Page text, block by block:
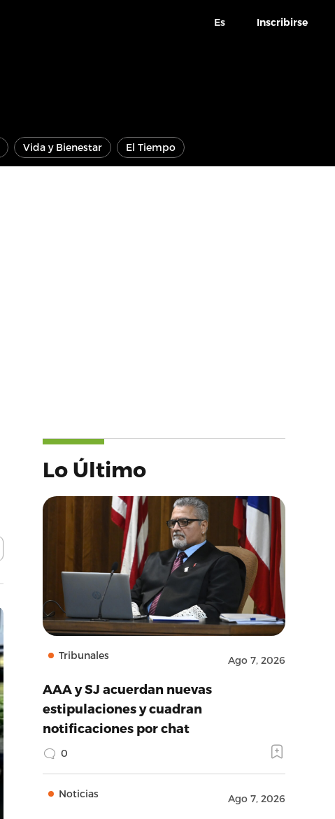
Es Inscribirse
Vida y Bienestar El Tiempo
Lo Último
Tribunales Ago 7, 2026
AAA y SJ acuerdan nuevas
estipulaciones y cuadran
notificaciones por chat
0
Noticias Ago 7, 2026